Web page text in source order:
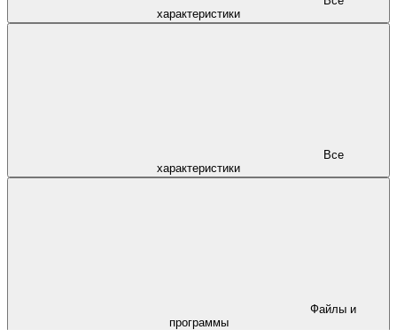
характеристики
характеристики
программы